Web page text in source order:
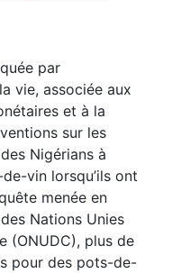
par
vie, associée aux
et à la
sur les
Nigérians à
vin lorsqu’ils ont
menée en
Nations Unies
(ONUDC), plus de
pour des pots-de-